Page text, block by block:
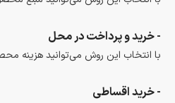
- خرید و پرداخت در محل
با انتخاب این روش می‌توانید هزینه
- خرید اقساطی